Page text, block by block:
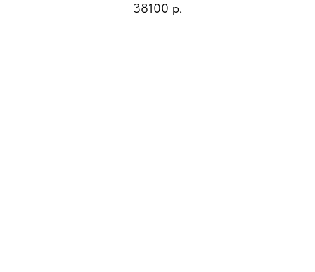
38100 р.